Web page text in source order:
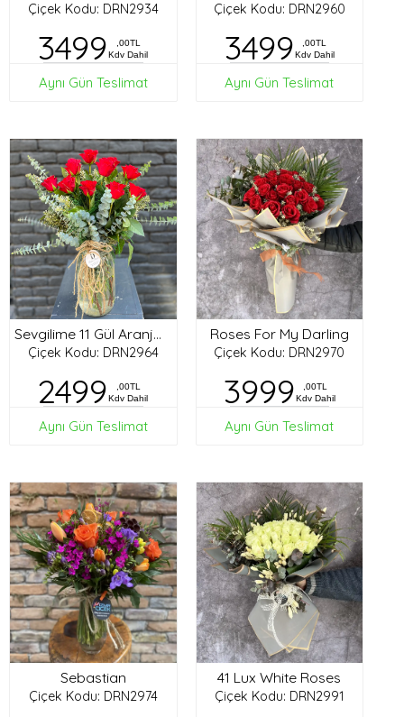
Çiçek Kodu: DRN2934
3499
,00TL
Kdv Dahil
Aynı Gün Teslimat
Çiçek Kodu: DRN2960
3499
,00TL
Kdv Dahil
Aynı Gün Teslimat
Sevgilime 11 Gül Aranjman
Çiçek Kodu: DRN2964
2499
,00TL
Kdv Dahil
Aynı Gün Teslimat
Roses For My Darling
Çiçek Kodu: DRN2970
3999
,00TL
Kdv Dahil
Aynı Gün Teslimat
Sebastian
Çiçek Kodu: DRN2974
41 Lux White Roses
Çiçek Kodu: DRN2991